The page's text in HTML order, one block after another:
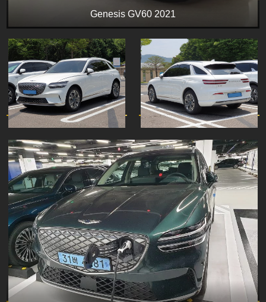
Genesis GV60 2021